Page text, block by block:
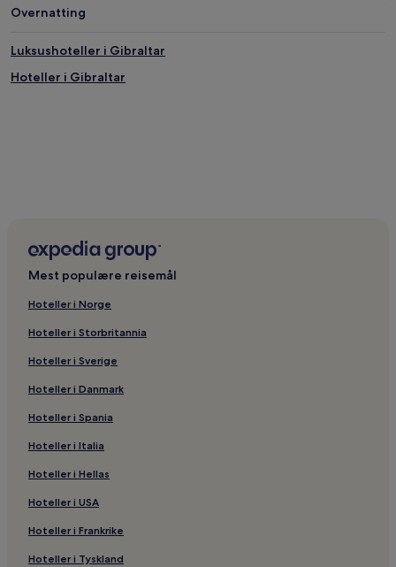
Overnatting
Luksushoteller i Gibraltar
Hoteller i Gibraltar
Mest populære reisemål
Hoteller i Norge
Hoteller i Storbritannia
Hoteller i Sverige
Hoteller i Danmark
Hoteller i Spania
Hoteller i Italia
Hoteller i Hellas
Hoteller i USA
Hoteller i Frankrike
Hoteller i Tyskland